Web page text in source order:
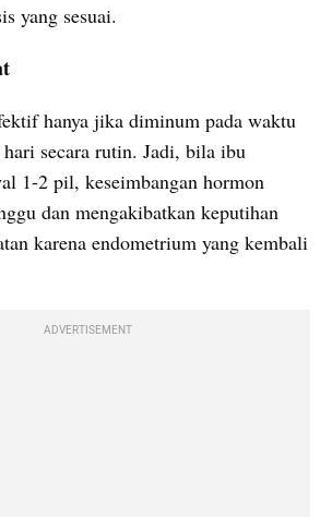
yang sesuai.
hanya jika diminum pada waktu
hari secara rutin. Jadi, bila ibu
1-2 pil, keseimbangan hormon
dan mengakibatkan keputihan
karena endometrium yang kembali
ADVERTISEMENT